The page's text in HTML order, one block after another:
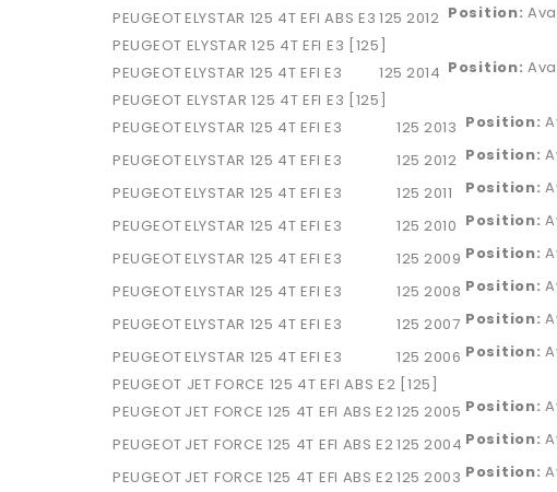
PEUGEOTELYSTAR 125 4T EFI ABS E3 125 2012 Position:
PEUGEOT ELYSTAR 125 4T EFI E3 [125]
PEUGEOTELYSTAR 125 4T EFI E3 125 2014 Position:
PEUGEOT ELYSTAR 125 4T EFI E3 [125]
PEUGEOTELYSTAR 125 4T EFI E3 125 2013 Position:
PEUGEOTELYSTAR 125 4T EFI E3 125 2012 Position:
PEUGEOTELYSTAR 125 4T EFI E3 125 2011 Position:
PEUGEOTELYSTAR 125 4T EFI E3 125 2010 Position:
PEUGEOTELYSTAR 125 4T EFI E3 125 2009 Position:
PEUGEOTELYSTAR 125 4T EFI E3 125 2008 Position:
PEUGEOTELYSTAR 125 4T EFI E3 125 2007 Position:
PEUGEOTELYSTAR 125 4T EFI E3 125 2006 Position:
PEUGEOT JET FORCE 125 4T EFI ABS E2 [125]
PEUGEOT JET FORCE 125 4T EFI ABS E2125 2005 Position:
PEUGEOT JET FORCE 125 4T EFI ABS E2125 2004 Position:
PEUGEOT JET FORCE 125 4T EFI ABS E2125 2003 Position: